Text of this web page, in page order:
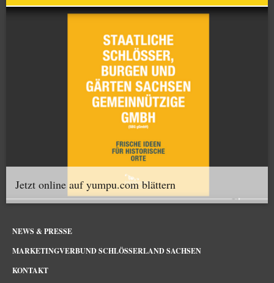
Jetzt online auf yumpu.com blättern
NEWS & PRESSE
MARKETINGVERBUND SCHLÖSSERLAND SACHSEN
KONTAKT